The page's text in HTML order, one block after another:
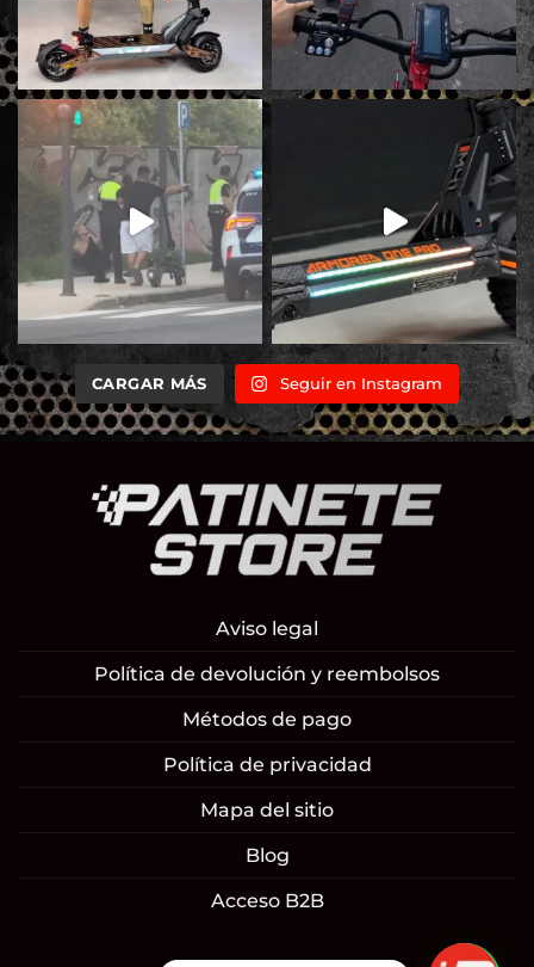
CARGAR MÁS Seguir en Instagram
Aviso legal
Política de devolución y reembolsos
Métodos de pago
Política de privacidad
Mapa del sitio
Blog
Acceso B2B